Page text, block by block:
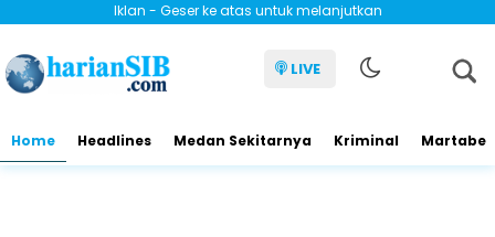
Iklan - Geser ke atas untuk melanjutkan
LIVE
Home Headlines Medan Sekitarnya Kriminal Martabe